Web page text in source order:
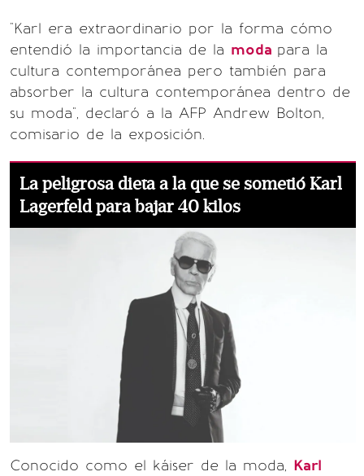
"Karl era extraordinario por la forma cómo
entendió la importancia de la moda para la
cultura contemporánea pero también para
absorber la cultura contemporánea dentro de
su moda", declaró a la AFP Andrew Bolton,
comisario de la exposición.
La peligrosa dieta a la que se sometió Karl
Lagerfeld para bajar 40 kilos
Conocido como el káiser de la moda, Karl